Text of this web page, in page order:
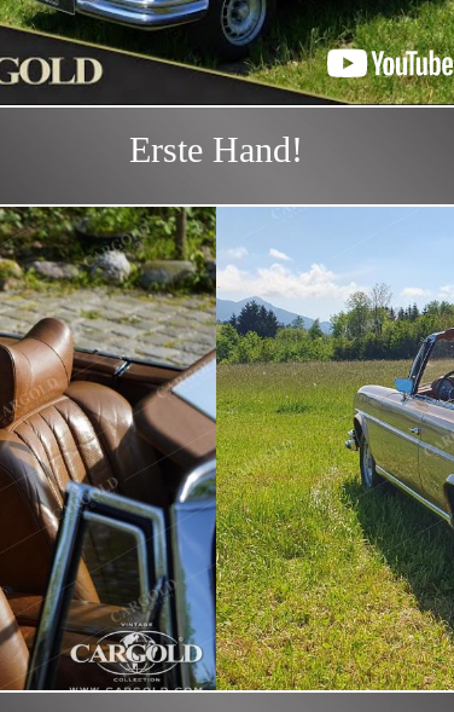
Erste Hand!